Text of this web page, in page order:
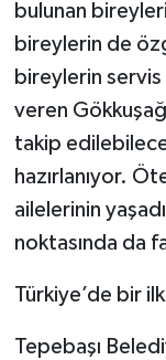
bulunan
bireylerin de
bireylerin servis
veren
takip
hazırlanıyor.
ailelerinin
noktasında da
Türkiye’de bir
Tepebaşı